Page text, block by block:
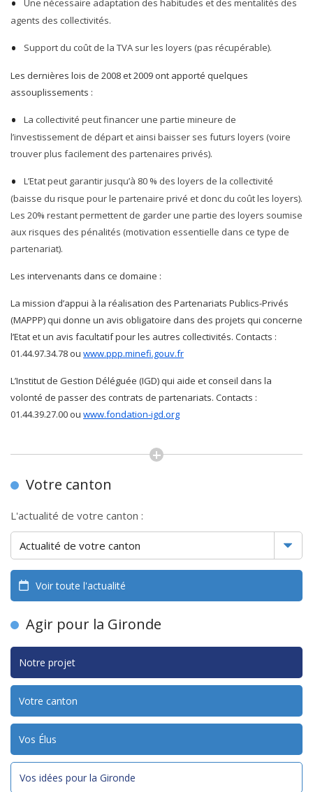
agents des collectivités.
Support du coût de la TVA sur les loyers (pas récupérable).
Les dernières lois de 2008 et 2009 ont apporté quelques
assouplissements :
La collectivité peut financer une partie mineure de
l’investissement de départ et ainsi baisser ses futurs loyers (voire
trouver plus facilement des partenaires privés).
L’Etat peut garantir jusqu’à 80 % des loyers de la collectivité
(baisse du risque pour le partenaire privé et donc du coût les loyers).
Les 20% restant permettent de garder une partie des loyers soumise
aux risques des pénalités (motivation essentielle dans ce type de
partenariat).
Les intervenants dans ce domaine :
La mission d’appui à la réalisation des Partenariats Publics-Privés
(MAPPP) qui donne un avis obligatoire dans des projets qui concerne
l’Etat et un avis facultatif pour les autres collectivités. Contacts :
01.44.97.34.78 ou www.ppp.minefi.gouv.fr
L’Institut de Gestion Déléguée (IGD) qui aide et conseil dans la
volonté de passer des contrats de partenariats. Contacts :
01.44.39.27.00 ou www.fondation-igd.org
Votre canton
L'actualité de votre canton :
Voir toute l'actualité
Agir pour la Gironde
Notre projet
Votre canton
Vos Élus
Vos idées pour la Gironde